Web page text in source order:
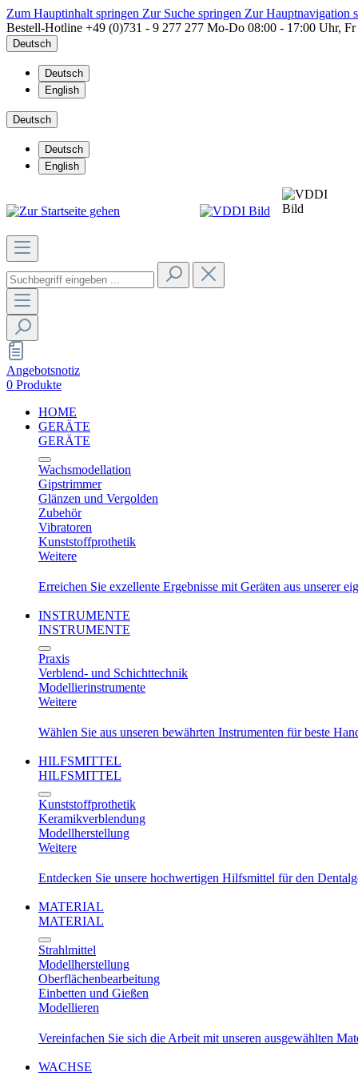
Zum Hauptinhalt springen Zur Suche springen Zur Hauptnavigation
Bestell-Hotline +49 (0)731 - 9 277 277 Mo-Do 08:00 - 17:00 Uhr,
Deutsch
Deutsch
English
Deutsch
Deutsch
English
Angebotsnotiz
0 Produkte
HOME
GERÄTE
GERÄTE
Wachsmodellation
Gipstrimmer
Glänzen und Vergolden
Zubehör
Vibratoren
Kunststoffprothetik
Weitere
Erreichen Sie exzellente Ergebnisse mit Geräten aus unserer
INSTRUMENTE
INSTRUMENTE
Praxis
Verblend- und Schichttechnik
Modellierinstrumente
Weitere
Wählen Sie aus unseren bewährten Instrumenten für beste
HILFSMITTEL
HILFSMITTEL
Kunststoffprothetik
Keramikverblendung
Modellherstellung
Weitere
Entdecken Sie unsere hochwertigen Hilfsmittel für den
MATERIAL
MATERIAL
Strahlmittel
Modellherstellung
Oberflächenbearbeitung
Einbetten und Gießen
Modellieren
Vereinfachen Sie sich die Arbeit mit unseren ausgewählten
WACHSE